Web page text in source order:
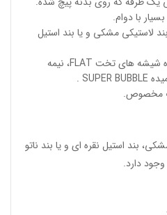
با دوام.
لاستیکی مشکی و یا بند استیل
درسه طرح متفاوت به همراه شیشه های تخت FLAT، نیمه
مخصوص.
بند استیل نقره ای و یا بند ناتو
دارد.